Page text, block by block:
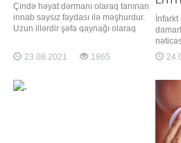
Çində həyat dərmanı olaraq tanınan
innab saysız faydası ilə məşhurdur.
Uzun illərdir şəfa qaynağı olaraq
öyrənilib. -a istinadən xəbər verir ki,
innab yemək sizi bir çox
və C vitamini boldur. Ürək
23.08.2021 1865
İnfarkt
bu
bağlı
küləkl